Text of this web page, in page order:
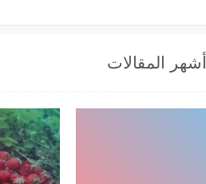
أشهر المقالات